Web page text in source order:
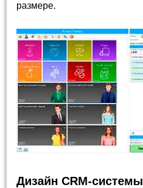
размере.
Дизайн CRM-системы